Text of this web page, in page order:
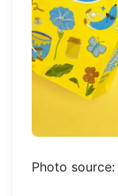
Photo source: